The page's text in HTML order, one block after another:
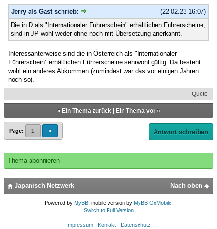
(22.02.23 16:07)
Jerry als Gast schrieb:
Die in D als "Internationaler Führerschein" erhältlichen Führerscheine,
sind in JP wohl weder ohne noch mit Übersetzung anerkannt.
Interessanterweise sind die in Österreich als "Internationaler
Führerschein" erhältlichen Führerscheine sehrwohl gültig. Da besteht
wohl ein anderes Abkommen (zumindest war das vor einigen Jahren
noch so).
Quote
« Ein Thema zurück| Ein Thema vor»
Page: 1 » Antwort schreiben
Thema abonnieren
Nach oben
Japanisch Netzwerk
Powered by MyBB, mobile version by MyBB GoMobile.
Switch to Full Version
Impressum - Kontakt - Datenschutz